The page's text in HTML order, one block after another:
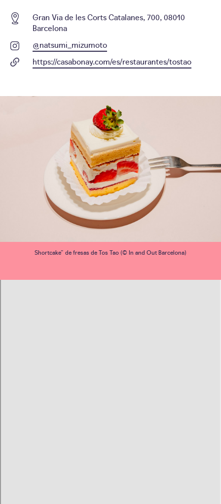
Gran Via de les Corts Catalanes, 700, 08010
Barcelona
@natsumi_mizumoto
https://casabonay.com/es/restaurantes/tostao
Shortcake” de fresas de Tos Tao (© In and Out Barcelona)